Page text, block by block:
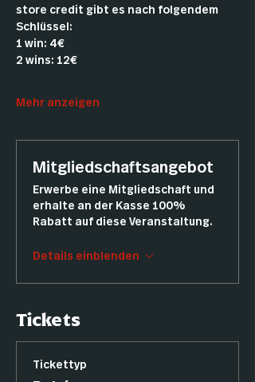
store credit gibt es nach folgendem
Schlüssel:
1 win: 4€
2 wins: 12€
Mehr anzeigen
Mitgliedschaftsangebot
Erwerbe eine Mitgliedschaft und
erhalte an der Kasse 100%
Rabatt auf diese Veranstaltung.
Details einblenden
Tickets
Tickettyp